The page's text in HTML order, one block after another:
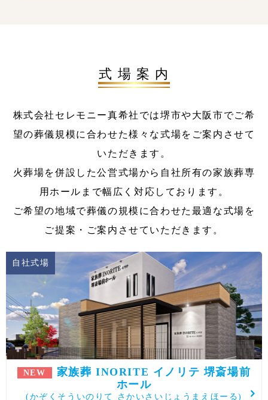
式 場 案 内
株式会社セレモニー真希社では堺市や大阪市でご希
望の葬儀規模に合わせた様々な式場をご案内させて
いただきます。
火葬場を併設した公営式場から自社所有の家族葬専
用ホールまで幅広く対応しております。
ご希望の地域で葬儀の規模に合わせた最適な式場を
ご提案・ご案内させていただきます。
自社式場
NEW
家族葬 INORITE イノリテ 堺斎場前
ホール
(かぞくそういのりて さかいさいじょうまえほーる)